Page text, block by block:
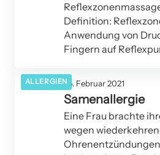
Definition:
Anwendung von
Fingern auf
ALLERGIEN25. Februar 2021
Samenallergie
Eine Frau brachte
wegen